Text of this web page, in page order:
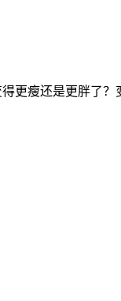
更瘦还是更胖了？